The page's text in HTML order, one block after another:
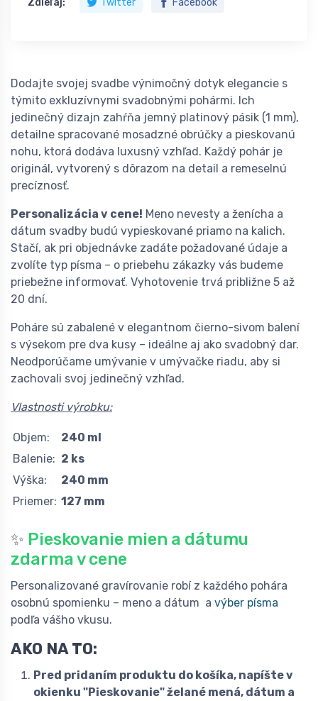
Zdieľaj: Twitter Facebook
Dodajte svojej svadbe výnimočný dotyk elegancie s
týmito exkluzívnymi svadobnými pohármi. Ich
jedinečný dizajn zahŕňa jemný platinový pásik (1 mm),
detailne spracované mosadzné obrúčky a pieskovanú
nohu, ktorá dodáva luxusný vzhľad. Každý pohár je
originál, vytvorený s dôrazom na detail a remeselnú
precíznosť.
Personalizácia v cene! Meno nevesty a ženícha a
dátum svadby budú vypieskované priamo na kalich.
Stačí, ak pri objednávke zadáte požadované údaje a
zvolíte typ písma – o priebehu zákazky vás budeme
priebežne informovať. Vyhotovenie trvá približne 5 až
20 dní.
Poháre sú zabalené v elegantnom čierno-sivom balení
s výsekom pre dva kusy – ideálne aj ako svadobný dar.
Neodporúčame umývanie v umývačke riadu, aby si
zachovali svoj jedinečný vzhľad.
Vlastnosti výrobku:
Objem:
240 ml
Balenie: 2 ks
Výška:
240 mm
Priemer: 127 mm
✨ Pieskovanie mien a dátumu
zdarma v cene
Personalizované gravírovanie robí z každého pohára
osobnú spomienku – meno a dátum a výber písma
podľa vášho vkusu.
AKO NA TO:
Pred pridaním produktu do košíka, napíšte v
okienku "Pieskovanie" želané mená, dátum a